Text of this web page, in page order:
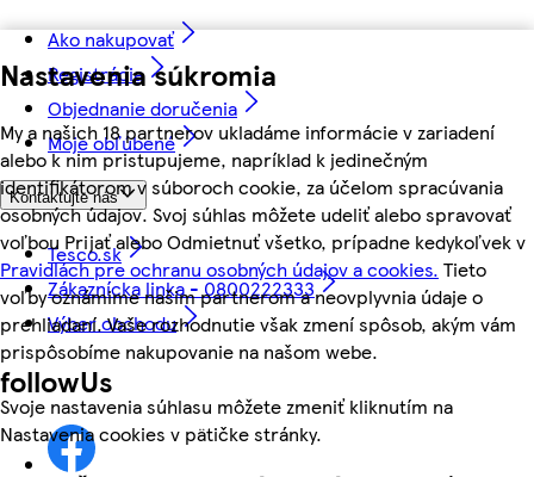
Nastavenia súkromia
My a našich 18 partnerov ukladáme informácie v zariadení
alebo k nim pristupujeme, napríklad k jedinečným
identifikátorom v súboroch cookie, za účelom spracúvania
osobných údajov. Svoj súhlas môžete udeliť alebo spravovať
voľbou Prijať alebo Odmietnuť všetko, prípadne kedykoľvek v
Pravidlách pre ochranu osobných údajov a cookies. Tieto
voľby oznámime našim partnerom a neovplyvnia údaje o
prehliadaní. Vaše rozhodnutie však zmení spôsob, akým vám
prispôsobíme nakupovanie na našom webe.
Svoje nastavenia súhlasu môžete zmeniť kliknutím na
Nastavenia cookies v pätičke stránky.
Ako nakupovať
Registrácia
Objednanie doručenia
Moje obľúbené
Kontaktujte nás
Tesco.sk
Zákaznícka linka - 0800222333
Výber obchodu
followUs